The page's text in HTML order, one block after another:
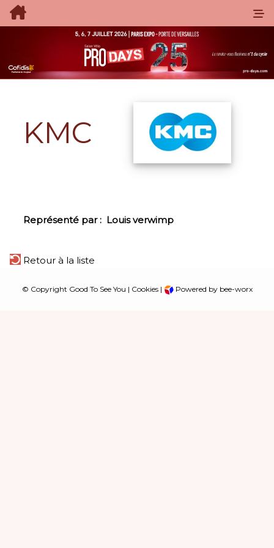
KMC
Représenté par : Louis verwimp
Retour à la liste
© Copyright Good To See You | Cookies| Powered by bee-worx